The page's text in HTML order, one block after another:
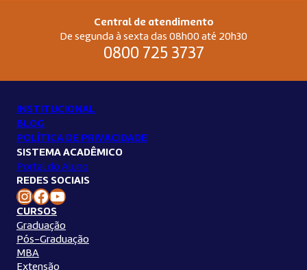
Central de atendimento
De segunda à sexta das 08h00 até 20h30
0800 725 3737
INSTITUCIONAL
BLOG
POLÍTICA DE PRIVACIDADE
SISTEMA ACADÊMICO
Portal do Aluno
REDES SOCIAIS
Instagram Unilins Facebook Unilins Youtube Unilins
CURSOS
Graduação
Pós-Graduação
MBA
Extensão